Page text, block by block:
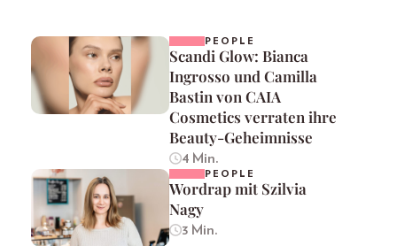
PEOPLE
Scandi Glow: Bianca
Ingrosso und Camilla
Bastin von CAIA
Cosmetics verraten ihre
Beauty-Geheimnisse
4 Min.
PEOPLE
Wordrap mit Szilvia
Nagy
3 Min.